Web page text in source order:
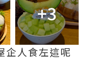
+3
企人食左這呢